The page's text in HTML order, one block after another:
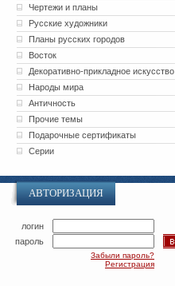
Чертежи и планы
Русские художники
Планы русских городов
Восток
Декоративно-прикладное искусство
Народы мира
Античность
Прочие темы
Подарочные сертификаты
Серии
АВТОРИЗАЦИЯ
логин
пароль
Забыли пароль?
Регистрация